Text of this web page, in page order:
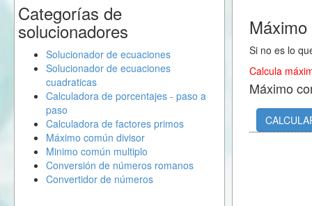
Si no es lo
Calcula
Máximo
Categorías de
solucionadores
Solucionador de ecuaciones
Solucionador de ecuaciones
cuadraticas
Calculadora de porcentajes - paso a
paso
Calculadora de factores primos
Máximo común divisor
Minimo común multiplo
Conversión de números romanos
Convertidor de números